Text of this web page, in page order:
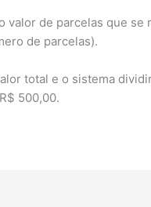
valor de parcelas que se
de parcelas).
total e o sistema
500,00.